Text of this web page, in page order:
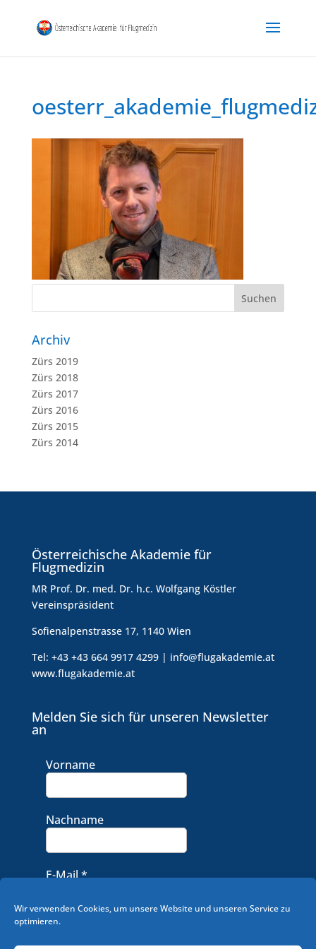
Wir verwenden Cookies, um unsere Website und unseren Service zu
optimieren.
Archiv
Zürs 2019
Zürs 2018
Zürs 2017
Zürs 2016
Zürs 2015
Zürs 2014
Österreichische Akademie für
Flugmedizin
MR Prof. Dr. med. Dr. h.c. Wolfgang Köstler
Vereinspräsident
Sofienalpenstrasse 17, 1140 Wien
Tel: +43 +43 664 9917 4299 | info@flugakademie.at
www.flugakademie.at
Melden Sie sich für unseren Newsletter
an
Vorname
Nachname
E-Mail*